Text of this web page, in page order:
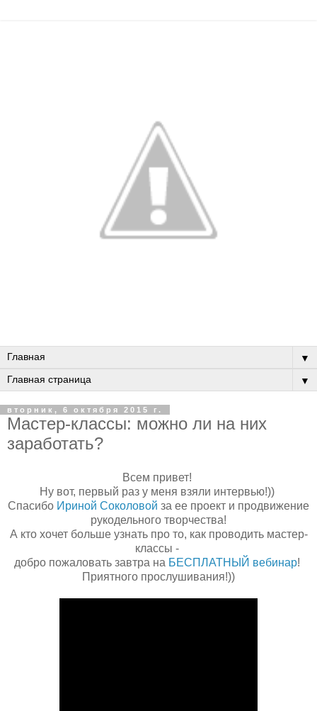
▼
▼
вторник, 6 октября 2015 г.
Мастер-классы: можно ли на них
заработать?
Всем привет!
Ну вот, первый раз у меня взяли интервью!))
Спасибо Ириной Соколовой за ее проект и продвижение
рукодельного творчества!
А кто хочет больше узнать про то, как проводить мастер-
классы -
добро пожаловать завтра на БЕСПЛАТНЫЙ вебинар!
Приятного прослушивания!))